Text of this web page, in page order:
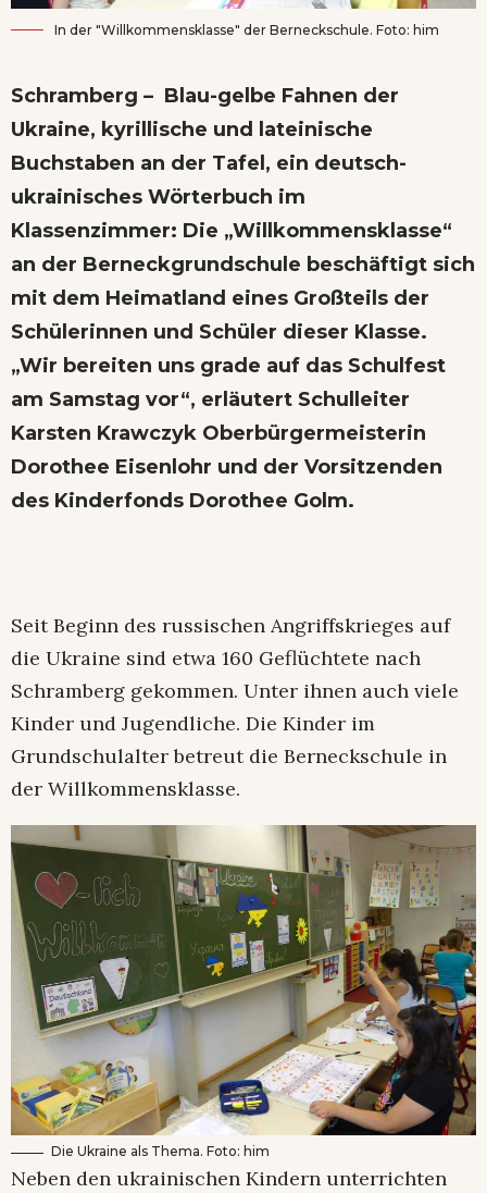
In der "Willkommensklasse" der Berneckschule. Foto: him
Schramberg – Blau-gelbe Fahnen der
Ukraine, kyrillische und lateinische
Buchstaben an der Tafel, ein deutsch-
ukrainisches Wörterbuch im
Klassenzimmer: Die „Willkommensklasse“
an der Berneckgrundschule beschäftigt sich
mit dem Heimatland eines Großteils der
Schülerinnen und Schüler dieser Klasse.
„Wir bereiten uns grade auf das Schulfest
am Samstag vor“, erläutert Schulleiter
Karsten Krawczyk Oberbürgermeisterin
Dorothee Eisenlohr und der Vorsitzenden
des Kinderfonds Dorothee Golm.
Seit Beginn des russischen Angriffskrieges auf
die Ukraine sind etwa 160 Geflüchtete nach
Schramberg gekommen. Unter ihnen auch viele
Kinder und Jugendliche. Die Kinder im
Grundschulalter betreut die Berneckschule in
der Willkommensklasse.
Die Ukraine als Thema. Foto: him
Neben den ukrainischen Kindern unterrichten